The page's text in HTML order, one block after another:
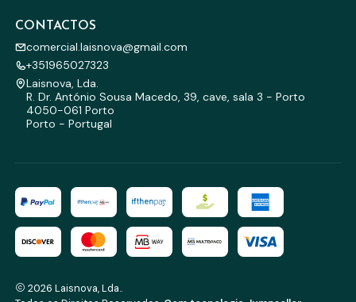
CONTACTOS
comercial.laisnova@gmail.com
+351965027323
Laisnova, Lda.
R. Dr. António Sousa Macedo, 39, cave, sala 3 - Porto
4050-061 Porto
Porto - Portugal
2026 Laisnova, Lda..